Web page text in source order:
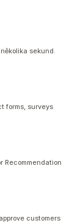
sekund.
forms, surveys
Recommendation
customers